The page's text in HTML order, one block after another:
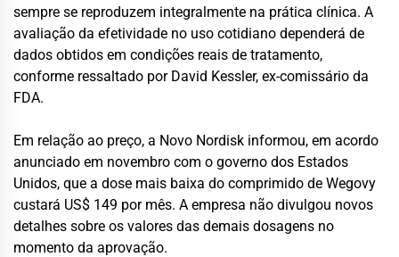
sempre se reproduzem integralmente na prática clínica. A
avaliação da efetividade no uso cotidiano dependerá de
dados obtidos em condições reais de tratamento,
conforme ressaltado por David Kessler, ex-comissário da
FDA.
Em relação ao preço, a Novo Nordisk informou, em acordo
anunciado em novembro com o governo dos Estados
Unidos, que a dose mais baixa do comprimido de Wegovy
custará US$ 149 por mês. A empresa não divulgou novos
detalhes sobre os valores das demais dosagens no
momento da aprovação.